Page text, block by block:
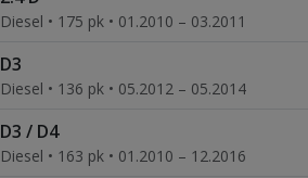
Diesel • 175 pk • 01.2010 – 03.2011
D3
Diesel • 136 pk • 05.2012 – 05.2014
D3 / D4
Diesel • 163 pk • 01.2010 – 12.2016